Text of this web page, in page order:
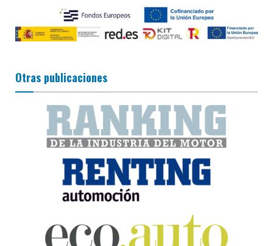
Otras publicaciones